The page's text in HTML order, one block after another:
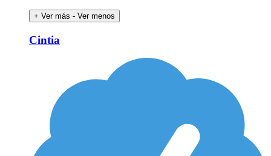
+ Ver más - Ver menos
Cintia